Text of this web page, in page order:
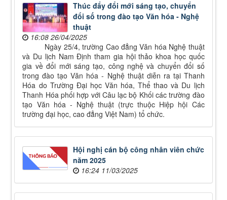
Thúc đẩy đổi mới sáng tạo, chuyển
đổi số trong đào tạo Văn hóa - Nghệ
thuật
16:08 26/04/2025
Ngày 25/4, trường Cao đẳng Văn hóa Nghệ thuật
và Du lịch Nam Định tham gia hội thảo khoa học quốc
gia về đổi mới sáng tạo, công nghệ và chuyển đổi số
trong đào tạo Văn hóa - Nghệ thuật diễn ra tại Thanh
Hóa do Trường Đại học Văn hóa, Thể thao và Du lịch
Thanh Hóa phối hợp với Câu lạc bộ Khối các trường đào
tạo Văn hóa - Nghệ thuật (trực thuộc Hiệp hội Các
trường đại học, cao đẳng Việt Nam) tổ chức.
Hội nghị cán bộ công nhân viên chức
năm 2025
16:24 11/03/2025